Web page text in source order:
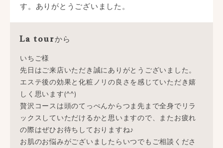
す。ありがとうございました。
La tourから
いちご様
先日はご来店いただき誠にありがとうございました。
エステ後の効果と化粧ノリの良さを感じていただき嬉
しく思います(^^)
贅沢コースは頭のてっぺんからつま先まで全身でリラ
ックスしていただけるかと思いますので、またお疲れ
の際はぜひお待ちしておりますね♪
お肌のお悩みがございましたらいつでもご相談くださ